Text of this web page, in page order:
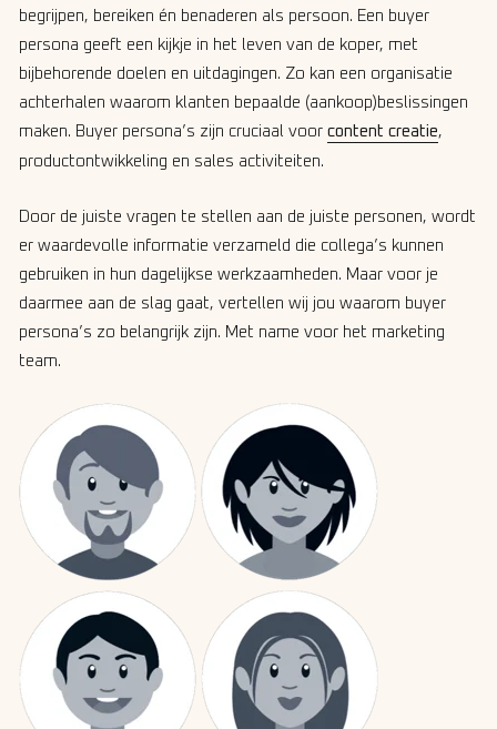
begrijpen, bereiken én benaderen als persoon. Een buyer
persona geeft een kijkje in het leven van de koper, met
bijbehorende doelen en uitdagingen. Zo kan een organisatie
achterhalen waarom klanten bepaalde (aankoop)beslissingen
maken. Buyer persona’s zijn cruciaal voor content creatie,
productontwikkeling en sales activiteiten.
Door de juiste vragen te stellen aan de juiste personen, wordt
er waardevolle informatie verzameld die collega’s kunnen
gebruiken in hun dagelijkse werkzaamheden. Maar voor je
daarmee aan de slag gaat, vertellen wij jou waarom buyer
persona’s zo belangrijk zijn. Met name voor het marketing
team.